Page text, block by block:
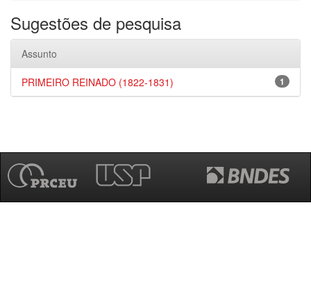
Sugestões de pesquisa
Assunto
1
PRIMEIRO REINADO (1822-1831)